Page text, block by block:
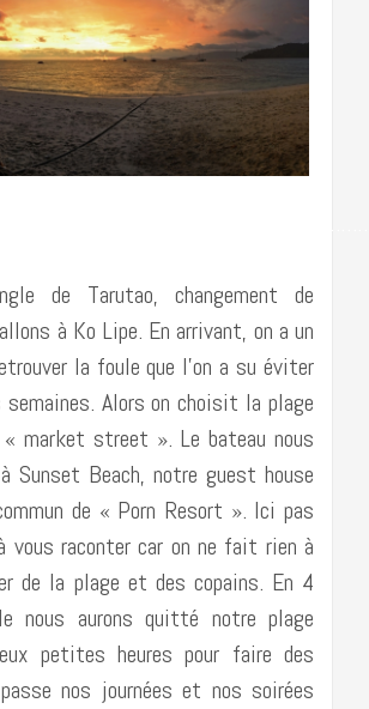
de Tarutao, changement de
à Ko Lipe. En arrivant, on a un
la foule que l’on a su éviter
semaines. Alors on choisit la plage
« market street ». Le bateau nous
Sunset Beach, notre guest house
de « Porn Resort ». Ici pas
vous raconter car on ne fait rien à
de la plage et des copains. En 4
nous aurons quitté notre plage
petites heures pour faire des
nos journées et nos soirées